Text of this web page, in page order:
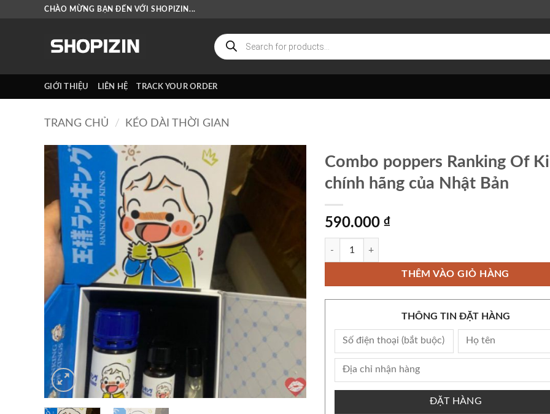
CHÀO MỪNG BẠN ĐẾN VỚI SHOPIZIN...
Tìm
kiếm
sản
phẩm
GIỚI THIỆU LIÊN HỆ TRACK YOUR ORDER
TRANG CHỦ / KÉO DÀI THỜI GIAN
Combo poppers Ranking Of
chính hãng của Nhật Bản
590.000 ₫
Combo poppers Ranking Of Kings chính hãng của Nhật Bản
THÊM VÀO GIỎ HÀNG
THÔNG TIN ĐẶT HÀNG
ĐẶT HÀNG